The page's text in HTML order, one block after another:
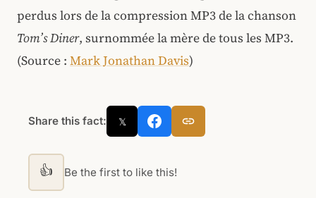
perdus lors de la compression MP3 de la chanson
Tom’s Diner, surnommée la mère de tous les MP3.
(Source : Mark Jonathan Davis)
Share this fact: 𝕏
👍 Be the first to like this!